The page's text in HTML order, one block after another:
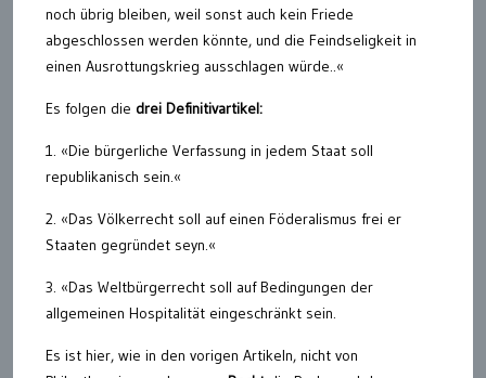
noch übrig bleiben, weil sonst auch kein Friede
abgeschlossen werden könnte, und die Feindseligkeit in
einen Ausrottungskrieg ausschlagen würde..«
Es folgen die drei Definitivartikel:
1. «Die bürgerliche Verfassung in jedem Staat soll
republikanisch sein.«
2. «Das Völkerrecht soll auf einen Föderalismus frei er
Staaten gegründet seyn.«
3. «Das Weltbürgerrecht soll auf Bedingungen der
allgemeinen Hospitalität eingeschränkt sein.
Es ist hier, wie in den vorigen Artikeln, nicht von